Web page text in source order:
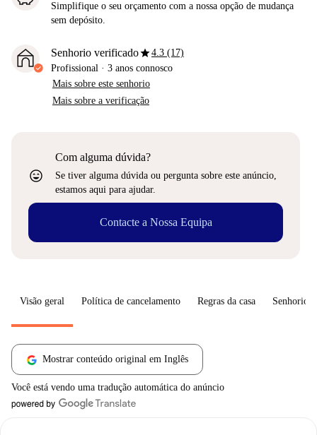
Simplifique o seu orçamento com a nossa opção de mudança
sem depósito.
Senhorio verificadostar4.3 (17)
Profissional · 3 anos connosco
Mais sobre este senhorio
Mais sobre a verificação
sentiment_very_satisfied
Com alguma dúvida?
Se tiver alguma dúvida ou pergunta sobre este anúncio,
estamos aqui para ajudar.
Contacte a Nossa Equipa
Visão geral Política de cancelamento Regras da casa Senhorio
Mostrar conteúdo original em Inglês
Você está vendo uma tradução automática do anúncio